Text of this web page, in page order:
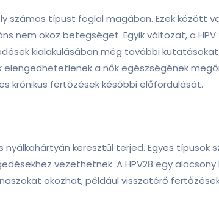
számos típust foglal magában. Ezek között
nem okoz betegséget. Egyik változat, a
kialakulásában még további kutatásokat
a nők egészségének
krónikus fertőzések későbbi előfordulását.
keresztül terjed. Egyes típusok
vezethetnek. A HPV28 egy
okozhat, például visszatérő